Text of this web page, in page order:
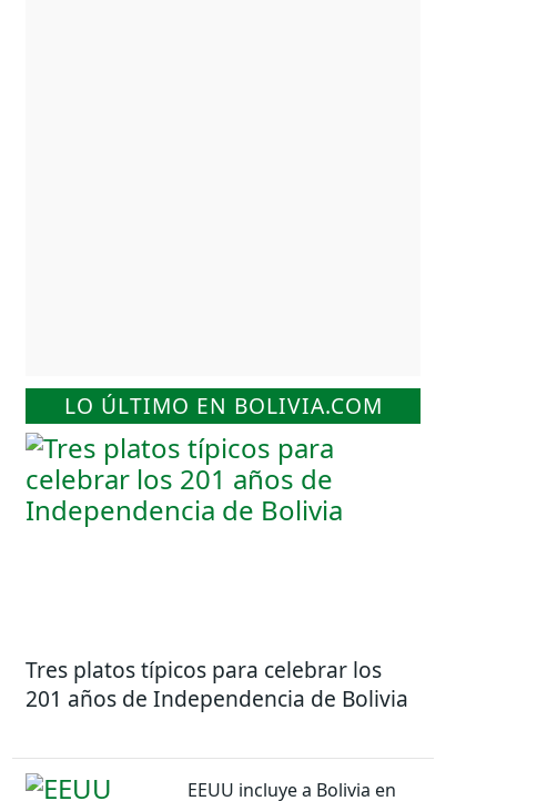
LO ÚLTIMO EN BOLIVIA.COM
Tres platos típicos para celebrar los
201 años de Independencia de Bolivia
EEUU incluye a Bolivia en